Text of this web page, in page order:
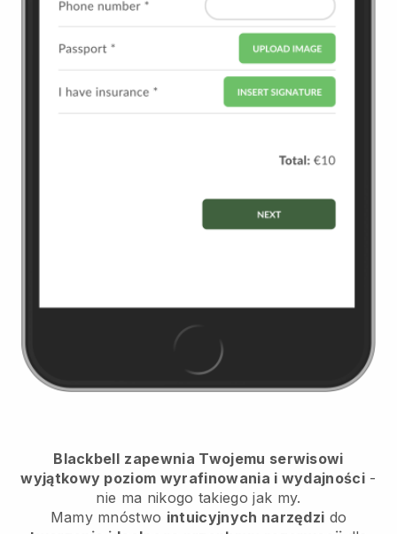
Blackbell zapewnia Twojemu serwisowi
wyjątkowy poziom wyrafinowania i wydajności -
nie ma nikogo takiego jak my.
Mamy mnóstwo intuicyjnych narzędzi do